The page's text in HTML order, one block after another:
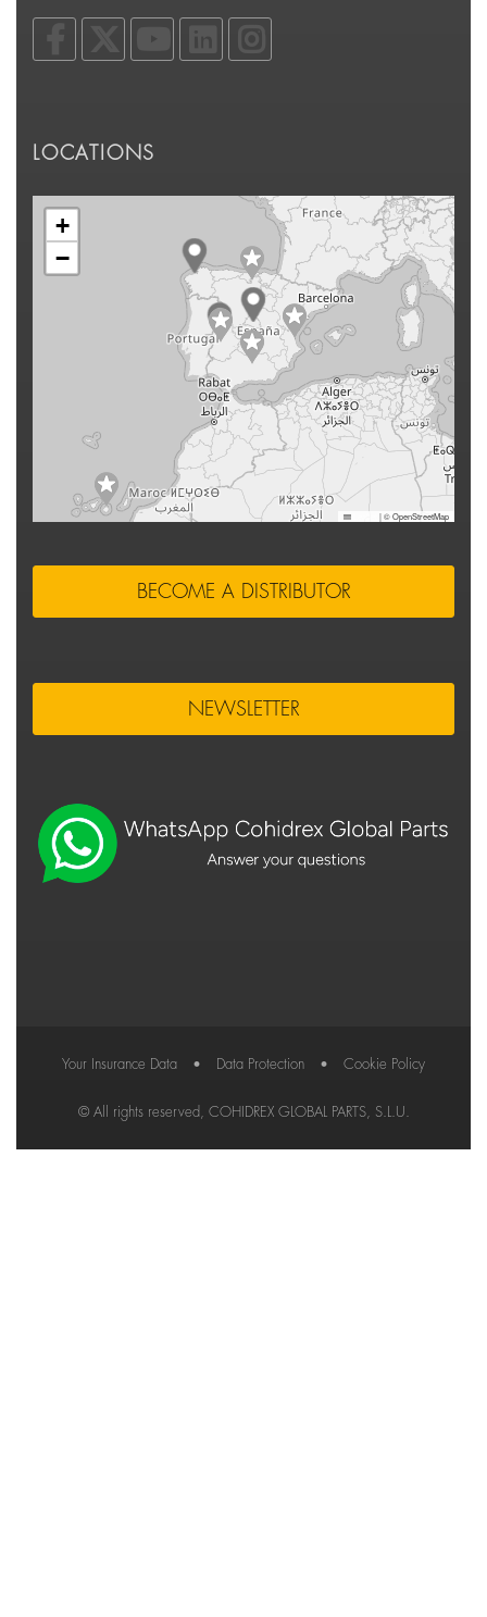
LOCATIONS
+
−
|© OpenStreetMap
BECOME A DISTRIBUTOR
NEWSLETTER
Your Insurance Data • Data Protection • Cookie Policy
© All rights reserved, COHIDREX GLOBAL PARTS, S.L.U.